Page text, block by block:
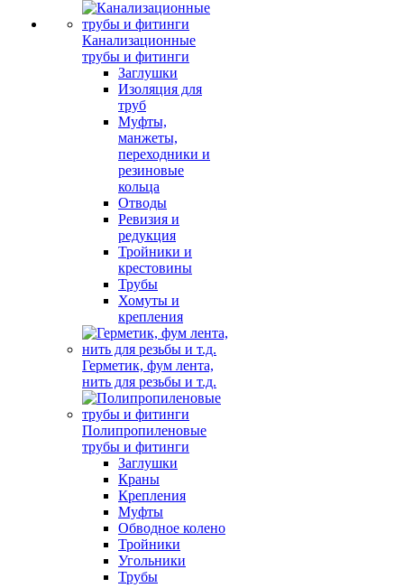
Канализационные
трубы и фитинги
Заглушки
Изоляция для
труб
Муфты,
манжеты,
переходники и
резиновые
кольца
Отводы
Ревизия и
редукция
Тройники и
крестовины
Трубы
Хомуты и
крепления
Герметик, фум лента,
нить для резьбы и т.д.
Полипропиленовые
трубы и фитинги
Заглушки
Краны
Крепления
Муфты
Обводное колено
Тройники
Угольники
Трубы